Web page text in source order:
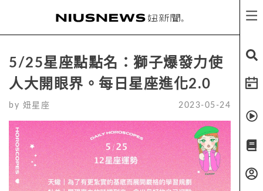
5/25星座點點名：獅子爆發力使
人大開眼界。每日星座進化2.0
by 妞星座 2023-05-24